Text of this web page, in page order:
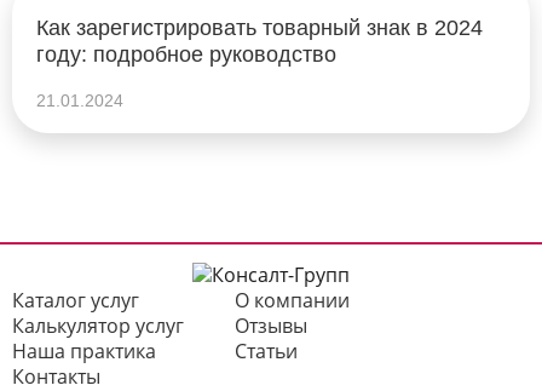
Как зарегистрировать товарный знак в 2024
году: подробное руководство
21.01.2024
Каталог услуг
О компании
Калькулятор услуг
Отзывы
Наша практика
Статьи
Контакты